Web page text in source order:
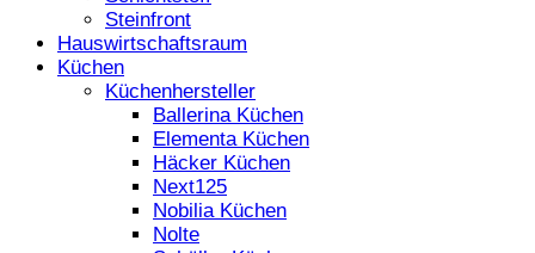
Steinfront
Hauswirtschaftsraum
Küchen
Küchenhersteller
Ballerina Küchen
Elementa Küchen
Häcker Küchen
Next125
Nobilia Küchen
Nolte